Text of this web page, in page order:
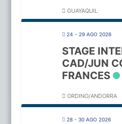
GUAYAQUIL
24 - 29 AGO 2026
STAGE
CAD/JUN
FRANCES
ORDINO/ANDORRA
28 - 30 AGO 2026